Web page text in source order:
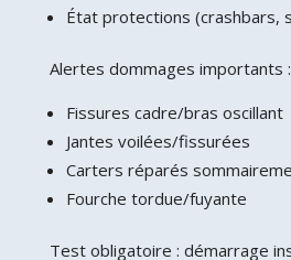
État protections (crashbars,
Alertes dommages importants :
Fissures cadre/bras oscillant
Jantes voilées/fissurées
Carters réparés
Fourche tordue/fuyante
Test obligatoire : démarrage